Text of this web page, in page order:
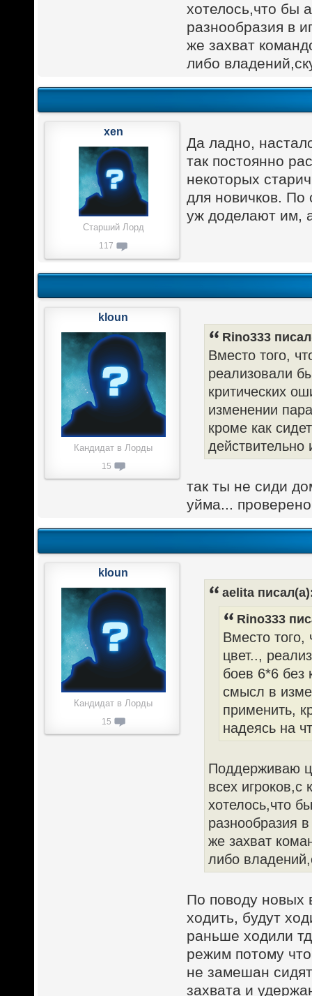
хотелось,что бы
разнообразия в
же захват
либо
Да ладно,
так постоянно
некоторых
для новичков. По
уж доделают им,
xen
Старший Лорд
117
Rino333
Вместо того,
реализовали
критических
изменении
кроме как
действительно
так ты не сиди
уйма... проверено
kloun
Кандидат в Лорды
15
aelita
Rino333
Вместо
цвет..,
боев 6*6 без
смысл в
применить,
надеясь на
Поддерживаю
всех
хотелось,что
разнообразия
же захват
либо
По поводу новых
ходить, будут
раньше ходили
режим потому
не замешан
захвата и
kloun
Кандидат в Лорды
15